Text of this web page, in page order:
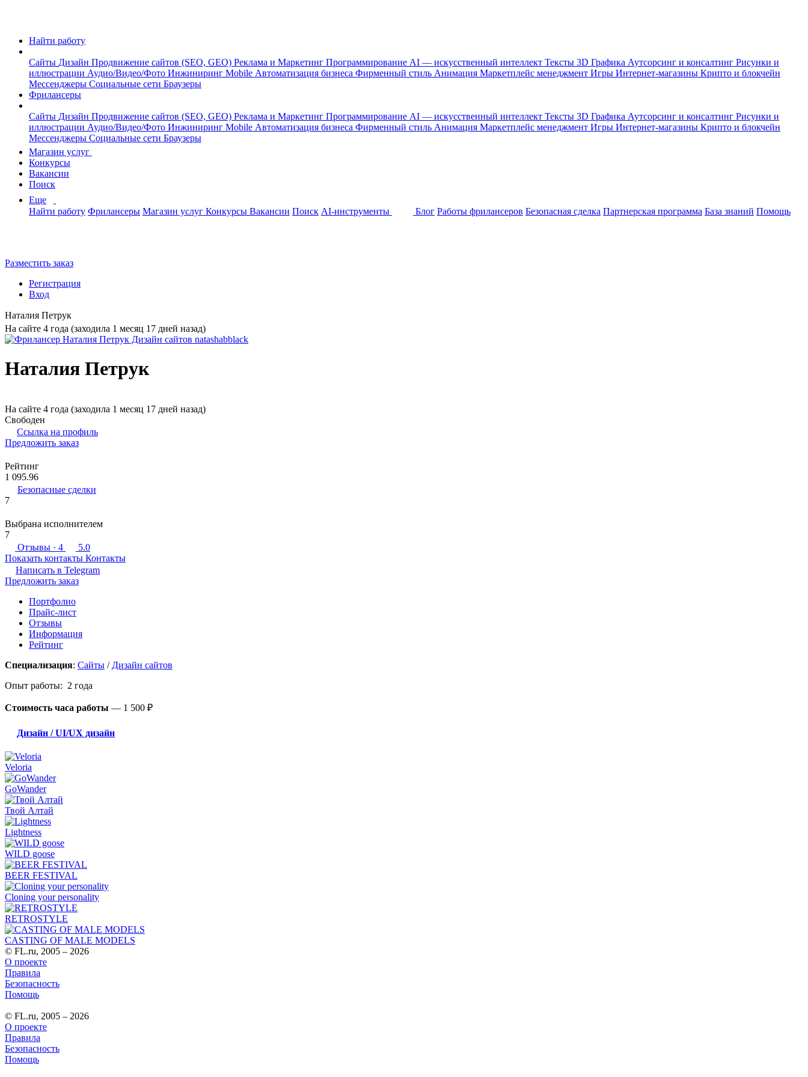
Найти работу
Сайты Дизайн Продвижение сайтов (SEO, GEO) Реклама и Маркетинг Программирование AI — искусственный интеллект Тексты 3D Графика Аутсорсинг и консалтинг Рисунки и
иллюстрации Аудио/Видео/Фото Инжиниринг Mobile Автоматизация бизнеса Фирменный стиль Анимация Маркетплейс менеджмент Игры Интернет-магазины Крипто и блокчейн
Мессенджеры Социальные сети Браузеры
Фрилансеры
Сайты Дизайн Продвижение сайтов (SEO, GEO) Реклама и Маркетинг Программирование AI — искусственный интеллект Тексты 3D Графика Аутсорсинг и консалтинг Рисунки и
иллюстрации Аудио/Видео/Фото Инжиниринг Mobile Автоматизация бизнеса Фирменный стиль Анимация Маркетплейс менеджмент Игры Интернет-магазины Крипто и блокчейн
Мессенджеры Социальные сети Браузеры
Магазин услуг
Конкурсы
Вакансии
Поиск
Еще
Найти работу Фрилансеры Магазин услуг Конкурсы Вакансии Поиск AI-инструменты Блог Работы фрилансеров Безопасная сделка Партнерская программа База знаний Помощь
Разместить заказ
Регистрация
Вход
Наталия Петрук
На сайте 4 года (заходила 1 месяц 17 дней назад)
Наталия Петрук
На сайте 4 года (заходила 1 месяц 17 дней назад)
Свободен
Ссылка на профиль
Предложить заказ
Рейтинг
1 095.96
Безопасные сделки
7
Выбрана исполнителем
7
Отзывы · 4
5.0
Показать контакты Контакты
Написать в Telegram
Предложить заказ
Портфолио
Прайс-лист
Отзывы
Информация
Рейтинг
Специализация: Сайты / Дизайн сайтов
Опыт работы: 2 года
Стоимость часа работы — 1 500 ₽
Дизайн / UI/UX дизайн
Veloria
GoWander
Твой Алтай
Lightness
WILD goose
BEER FESTIVAL
Сloning your personality
RETROSTYLE
CASTING OF MALE MODELS
© FL.ru, 2005 – 2026
О проекте
Правила
Безопасность
Помощь
© FL.ru, 2005 – 2026
О проекте
Правила
Безопасность
Помощь